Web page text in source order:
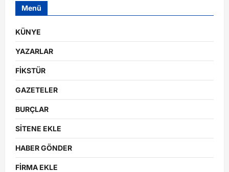
Menü
KÜNYE
YAZARLAR
FİKSTÜR
GAZETELER
BURÇLAR
SİTENE EKLE
HABER GÖNDER
FİRMA EKLE